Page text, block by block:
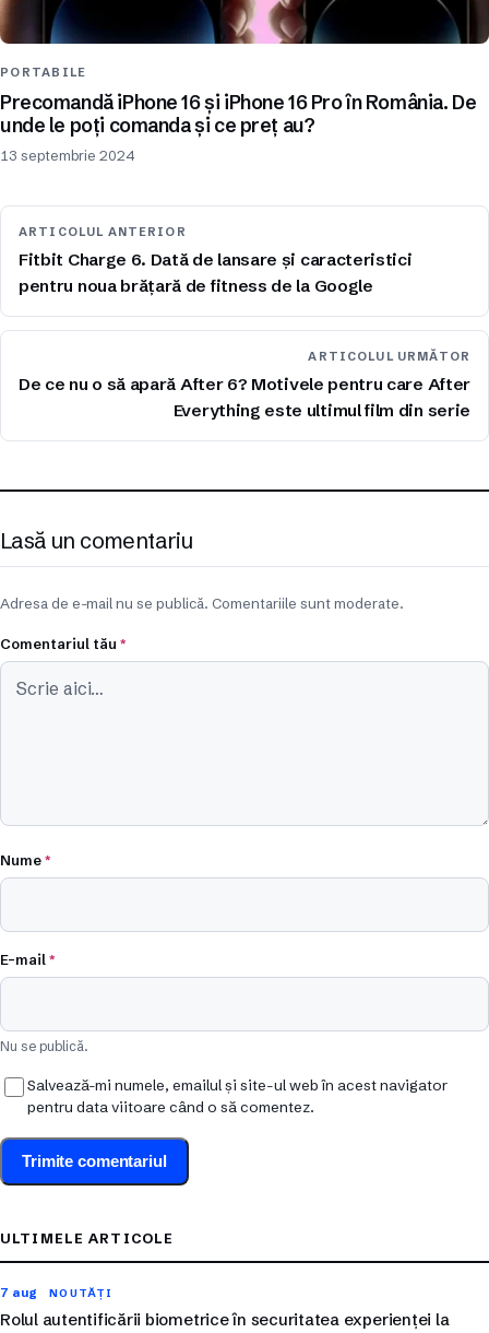
PORTABILE
Precomandă iPhone 16 și iPhone 16 Pro în România. De
unde le poți comanda și ce preț au?
13 septembrie 2024
ARTICOLUL ANTERIOR
Fitbit Charge 6. Dată de lansare și caracteristici
pentru noua brățară de fitness de la Google
ARTICOLUL URMĂTOR
De ce nu o să apară After 6? Motivele pentru care After
Everything este ultimul film din serie
Lasă un comentariu
Adresa de e-mail nu se publică. Comentariile sunt moderate.
Comentariul tău *
Nume*
E-mail*
Nu se publică.
Salvează-mi numele, emailul și site-ul web în acest navigator
pentru data viitoare când o să comentez.
ULTIMELE ARTICOLE
7 aug NOUTĂȚI
Rolul autentificării biometrice în securitatea experienței la